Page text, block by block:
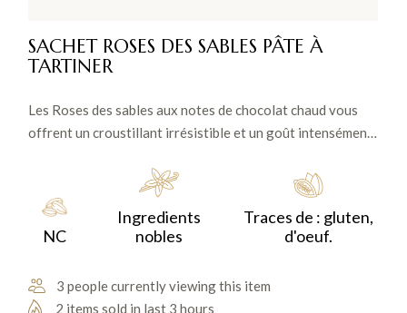
SACHET ROSES DES SABLES PÂTE À
TARTINER
Les Roses des sables aux notes de chocolat chaud vous
offrent un croustillant irrésistible et un goût intensément
NC
Ingredients
nobles
Traces de : gluten,
d'oeuf.
3 people currently viewing this item
2 items sold in last 3 hours